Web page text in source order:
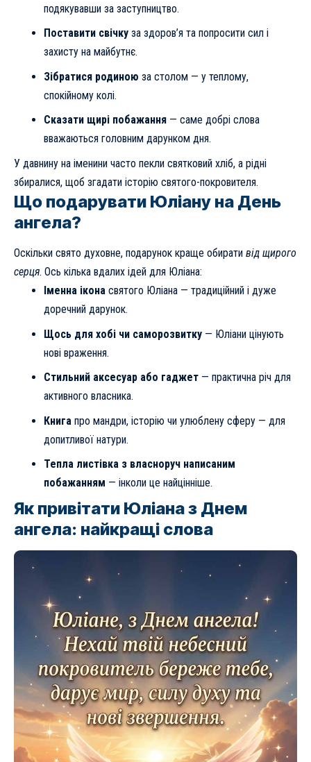
подякувавши за заступництво.
Поставити свічкуза здоров’я та попросити сил і
захисту на майбутнє.
Зібратися родиною за столом — у теплому,
спокійному колі.
Сказати щирі побажання— саме добрі слова
вважаються головним дарунком дня.
У давнину на іменини часто пекли святковий хліб, а рідні
збиралися, щоб згадати історію святого-покровителя.
Що подарувати Юліану на День
ангела?
Оскільки свято духовне, подарунок краще обирати від щирого
серця. Ось кілька вдалих ідей для Юліана:
Іменна іконасвятого Юліана — традиційний і дуже
доречний дарунок.
Щось для хобі чи саморозвитку— Юліани цінують
нові враження.
Стильний аксесуар або гаджет— практична річ для
активного власника.
Книга про мандри, історію чи улюблену сферу — для
допитливої натури.
Тепла листівка з власноруч написаним
побажанням — інколи це найцінніше.
Як привітати Юліана з Днем
ангела: найкращі слова